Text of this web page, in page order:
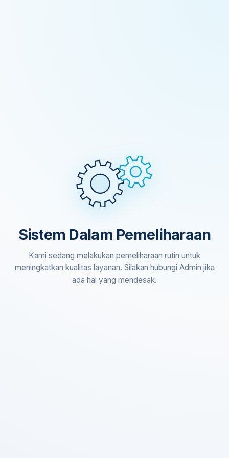
Sistem Dalam Pemeliharaan
Kami sedang melakukan pemeliharaan rutin untuk
meningkatkan kualitas layanan. Silakan hubungi Admin jika
ada hal yang mendesak.